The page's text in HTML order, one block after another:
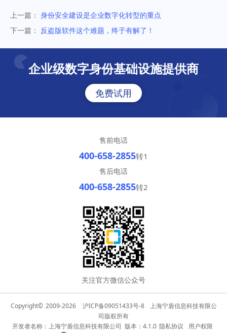
上一篇： 身份安全建设是企业数字化转型的重点
下一篇： 反盗版软件这个难题，终于有解了！
企业级数字身份基础设施提供商
免费试用
售前电话
400-658-2855转1
售后电话
400-658-2855转2
关注官方微信公众号
Copyright© 2009-2026 沪ICP备09051433号-8
上海宁盾信息科技有限公
司版权所有
开发者名称：上海宁盾信息科技有限公司 版本：4.1.0 隐私协议
用户权限